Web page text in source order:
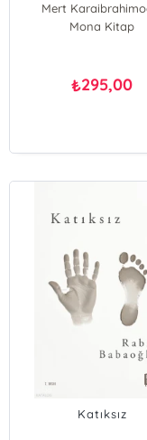
Mert
Mona Kitap
₺295,00
Katıksız